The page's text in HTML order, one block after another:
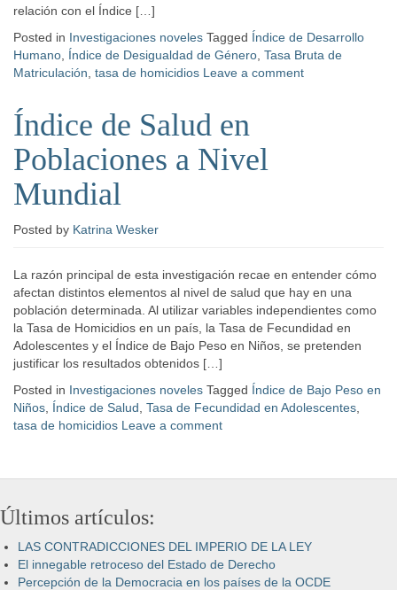
relación con el Índice […]
Posted in Investigaciones noveles Tagged Índice de Desarrollo
Humano Índice de Desigualdad de Género Tasa Bruta de
Matriculación tasa de homicidios Leave a comment
Índice de Salud en
Poblaciones a Nivel
Mundial
Posted by Katrina Wesker
La razón principal de esta investigación recae en entender cómo
afectan distintos elementos al nivel de salud que hay en una
población determinada. Al utilizar variables independientes como
la Tasa de Homicidios en un país, la Tasa de Fecundidad en
Adolescentes y el Índice de Bajo Peso en Niños, se pretenden
justificar los resultados obtenidos […]
Posted in Investigaciones noveles Tagged Índice de Bajo Peso en
Niños Índice de Salud Tasa de Fecundidad en Adolescentes
tasa de homicidios Leave a comment
Últimos artículos:
LAS CONTRADICCIONES DEL IMPERIO DE LA LEY
El innegable retroceso del Estado de Derecho
Percepción de la Democracia en los países de la OCDE